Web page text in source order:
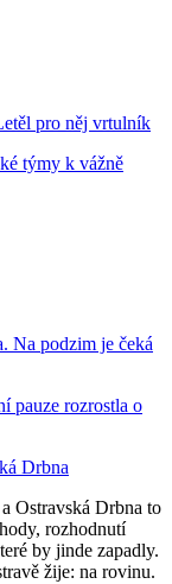
pro něj vrtulník
týmy k vážně
Na podzim je čeká
pauze rozrostla o
Drbna
Ostravská Drbna to
rozhodnutí
by jinde zapadly.
žije: na rovinu.